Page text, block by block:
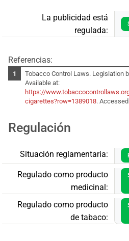
La publicidad está
regulada:
Referencias:
Tobacco Control Laws. Legislation
Available at:
https://
cigarettes?row=1389018.
Regulación
Situación reglamentaria:
Regulado como producto
medicinal:
Regulado como producto
de tabaco: